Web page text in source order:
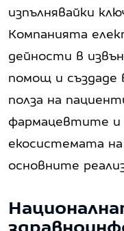
изпълнявайки
Компанията
дейности в
помощ и създаде
полза на
фармацевтите и
екосистемата на
основните